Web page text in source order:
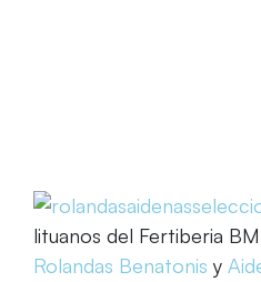
lituanos del Fertiberia
Rolandas Benatonis y